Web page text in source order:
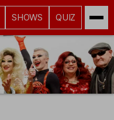
SHOWS QUIZ